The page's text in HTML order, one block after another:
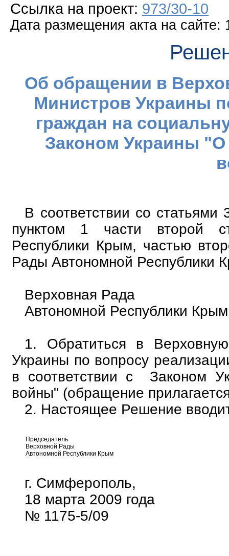
Ссылка на проект: 973/30-10
Дата размещения акта на сайте:
Об обращении в
Министров Украины
граждан на
Законом Украины "О
В соответствии со
пунктом 1 части второй
Республики Крым, частью
Рады Автономной Республики
Верховная Рада
Автономной Республики
1. Обратиться в
Украины по вопросу
в соответствии с Законом
войны" (обращение
2. Настоящее Решение
Председатель
Верховной Рады
Автономной Республики Крым
г. Симферополь,
18 марта 2009 года
№ 1175-5/09